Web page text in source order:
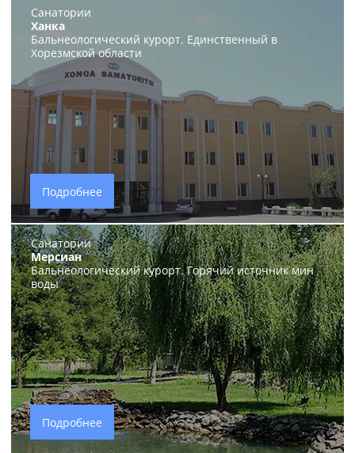
Санатории
Ханка
Бальнеологический курорт. Единственный в
Хорезмской области
Подробнее
Санатории
Мерсиан
Бальнеологический курорт. Горячий источник мин
воды
Подробнее